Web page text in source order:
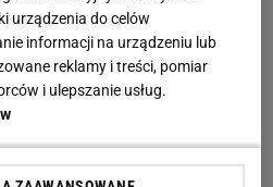
urządzenia do celów
informacji na urządzeniu lub
reklamy i treści, pomiar
i ulepszanie usług.